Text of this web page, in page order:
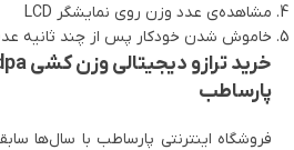
مشاهده‌ی عدد وزن روی نمایشگر LCD
خاموش شدن خودکار پس از چند ثانیه
پارساطب
فروشگاه اینترنتی پارساطب با سال‌ها